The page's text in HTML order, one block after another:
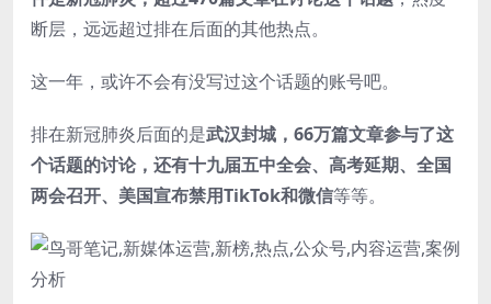
断层，远远超过排在后面的其他热点。
这一年，或许不会有没写过这个话题的账号吧。
排在新冠肺炎后面的是武汉封城，66万篇文章参与了这
个话题的讨论，还有十九届五中全会、高考延期、全国
两会召开、美国宣布禁用TikTok和微信等等。